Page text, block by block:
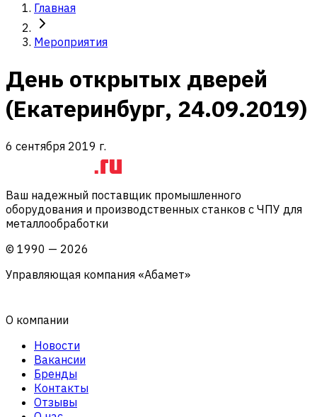
Главная
Мероприятия
День открытых дверей
(Екатеринбург, 24.09.2019)
6 сентября 2019 г.
Ваш надежный поставщик промышленного
оборудования и производственных станков с ЧПУ для
металлообработки
© 1990 — 2026
Управляющая компания «Абамет»
О компании
Новости
Вакансии
Бренды
Контакты
Отзывы